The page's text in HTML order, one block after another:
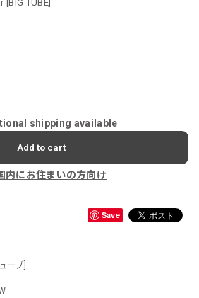
TUBE]
shipping available
Add to cart
内にお住まいの方向け
Save
ーブ]